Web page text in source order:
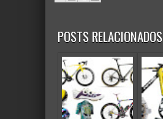
POSTS RELACIONADOS